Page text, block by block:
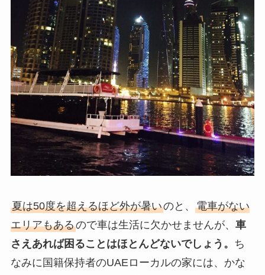
夏は50度を超えるほど外が暑いのと、 電車がない
エリアもあるので車は生活に欠かせませんが、 車
さえあれば困ることはほとんどないでしょう。 ち
なみに国籍保持者のUAEローカルの家には、かな